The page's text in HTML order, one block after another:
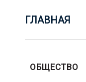
ГЛАВНАЯ
ОБЩЕСТВО